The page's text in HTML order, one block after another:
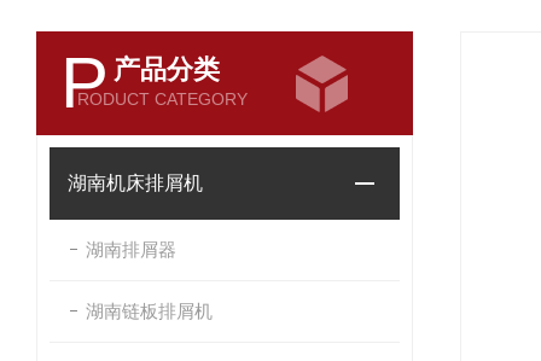
P 产品分类
RODUCT CATEGORY
湖南机床排屑机
湖南排屑器
湖南链板排屑机